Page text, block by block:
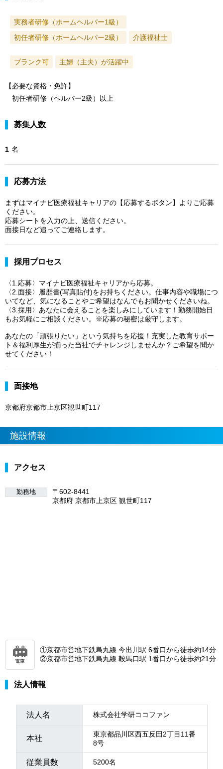
実務者研修（ホームヘルパー1級）
初任者研修（ホームヘルパー2級）
介護福祉士
ブランク可 主婦（主夫）が活躍中
【必要な資格・免許】
初任者研修（ヘルパー2級）以上
募集人数
1 名
応募方法
まずはマイナビ医療福祉キャリアの【応募するボタン】よりご応募
ください。
応募シートを入力の上、送信ください。
面接日など追ってご連絡します。
採用プロセス
〈1.応募〉マイナビ医療福祉キャリアから応募。
〈2.面接〉履歴書(写真貼付)をお持ちください。仕事内容や職場につ
いてなど、気になることやご希望はなんでもお聞かせくださいね。
〈3.採用〉あなたに会えることを楽しみにしています！勤務開始日
もお気軽にご相談ください。※応募の秘密は厳守します。
あなたの「頑張りたい」という気持ちを応援！充実した教育サポー
ト＆福利厚生が揃った当社でチャレンジしませんか？ご希望を聞か
せてください！
面接地
京都府京都市上京区観世町117
施設情報
アクセス
勤務地
〒602-8441
京都府 京都市上京区 観世町117
電車
①京都市営地下鉄烏丸線 今出川駅 6番口から徒歩約14分
②京都市営地下鉄烏丸線 鞍馬口駅 1番口から徒歩約21分
法人情報
法人名 株式会社学研ココファン
本社
東京都品川区西五反田2丁目11番
8号
従業員数 5200名